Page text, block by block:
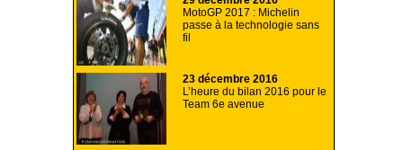
MotoGP 2017 : Michelin
passe à la technologie sans
fil
23 décembre 2016
L’heure du bilan 2016 pour le
Team 6e avenue